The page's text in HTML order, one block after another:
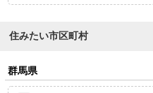
住みたい市区町村
群馬県